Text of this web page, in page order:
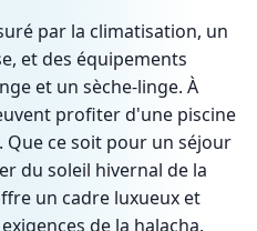
par la climatisation, un
et des équipements
et un sèche-linge. À
profiter d'une piscine
ce soit pour un séjour
du soleil hivernal de la
un cadre luxueux et
de la halacha.